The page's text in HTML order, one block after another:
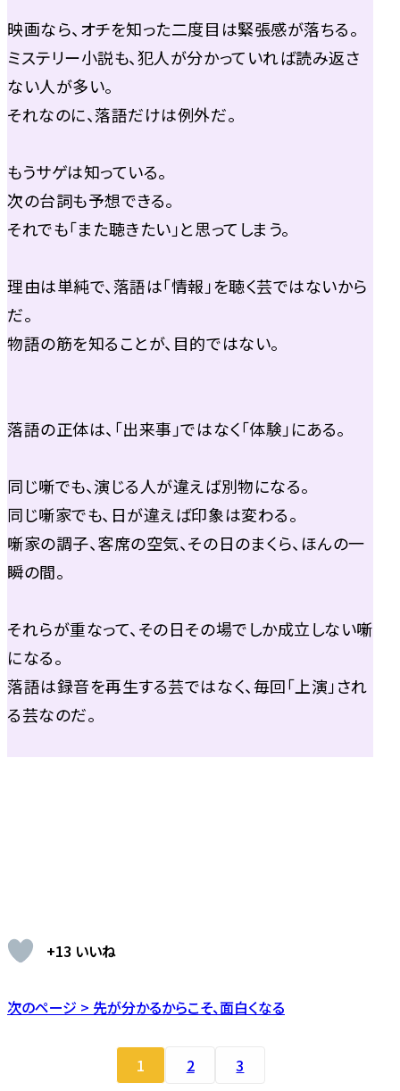
映画なら、オチを知った二度目は緊張感が落ちる。
ミステリー小説も、犯人が分かっていれば読み返さ
ない人が多い。
それなのに、落語だけは例外だ。
もうサゲは知っている。
次の台詞も予想できる。
それでも「また聴きたい」と思ってしまう。
理由は単純で、落語は「情報」を聴く芸ではないから
だ。
物語の筋を知ることが、目的ではない。
落語の正体は、「出来事」ではなく「体験」にある。
同じ噺でも、演じる人が違えば別物になる。
同じ噺家でも、日が違えば印象は変わる。
噺家の調子、客席の空気、その日のまくら、ほんの一
瞬の間。
それらが重なって、その日その場でしか成立しない噺
になる。
落語は録音を再生する芸ではなく、毎回「上演」され
る芸なのだ。
+13 いいね
次のページ > 先が分かるからこそ、面白くなる
1 2 3